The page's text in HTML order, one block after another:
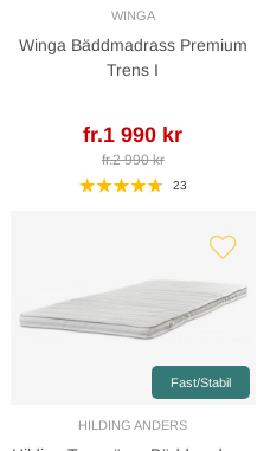
WINGA
Winga Bäddmadrass Premium
Trens I
fr.1 990 kr
fr.2 990 kr
23
Fast/Stabil
HILDING ANDERS